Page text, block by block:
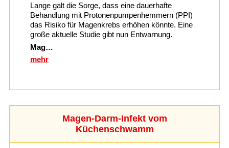
Lange galt die Sorge, dass eine dauerhafte
Behandlung mit Protonenpumpenhemmern (PPI)
das Risiko für Magenkrebs erhöhen könnte. Eine
große aktuelle Studie gibt nun Entwarnung.
Mag…
mehr
Magen-Darm-Infekt vom
Küchenschwamm